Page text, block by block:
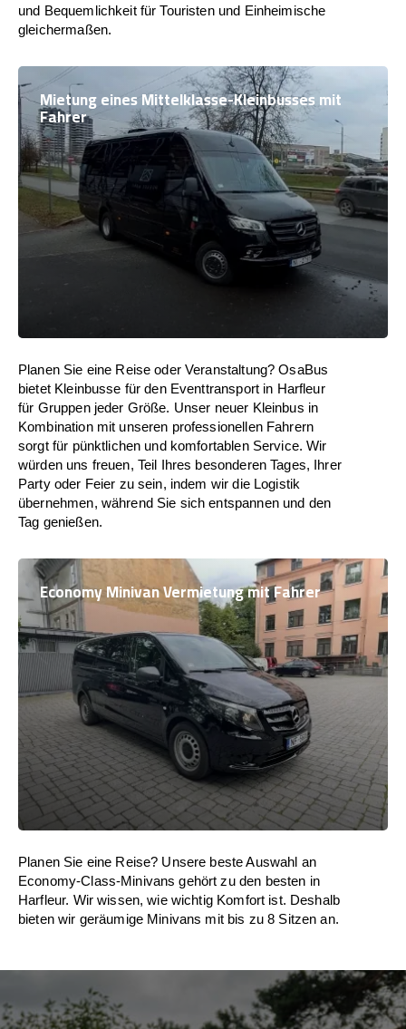
und Bequemlichkeit für Touristen und Einheimische
gleichermaßen.
Mietung eines Mittelklasse-Kleinbusses mit
Fahrer
Planen Sie eine Reise oder Veranstaltung? OsaBus
bietet Kleinbusse für den Eventtransport in Harfleur
für Gruppen jeder Größe. Unser neuer Kleinbus in
Kombination mit unseren professionellen Fahrern
sorgt für pünktlichen und komfortablen Service. Wir
würden uns freuen, Teil Ihres besonderen Tages, Ihrer
Party oder Feier zu sein, indem wir die Logistik
übernehmen, während Sie sich entspannen und den
Tag genießen.
Economy Minivan Vermietung mit Fahrer
Planen Sie eine Reise? Unsere beste Auswahl an
Economy-Class-Minivans gehört zu den besten in
Harfleur. Wir wissen, wie wichtig Komfort ist. Deshalb
bieten wir geräumige Minivans mit bis zu 8 Sitzen an.